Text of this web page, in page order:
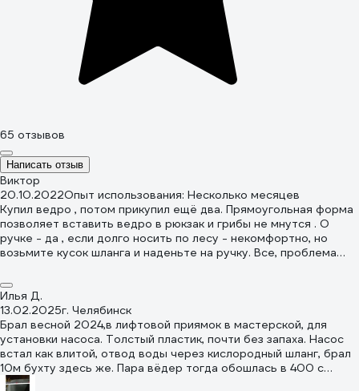
65 отзывов
Написать отзыв
Виктор
20.10.2022Опыт использования: Несколько месяцев
Купил ведро , потом прикупил ещё два. Прямоугольная форма
позволяет вставить ведро в рюкзак и грибы не мнутся . О
ручке - да , если долго носить по лесу - некомфортно, но
возьмите кусок шланга и наденьте на ручку. Все, проблема
идее использовать в многих жизненных ситуациях. Сделаю как
переносной умывальник - выкрутил кран и пользуйся !
Негативы пишут конкуренты , иначе объяснить не могу.
Илья Д.
13.02.2025г. Челябинск
Брал весной 2024,в лифтовой приямок в мастерской, для
установки насоса. Толстый пластик, почти без запаха. Насос
встал как влитой, отвод воды через кислородный шланг, брал
10м бухту здесь же. Пара вёдер тогда обошлась в 400 с
мелочью.